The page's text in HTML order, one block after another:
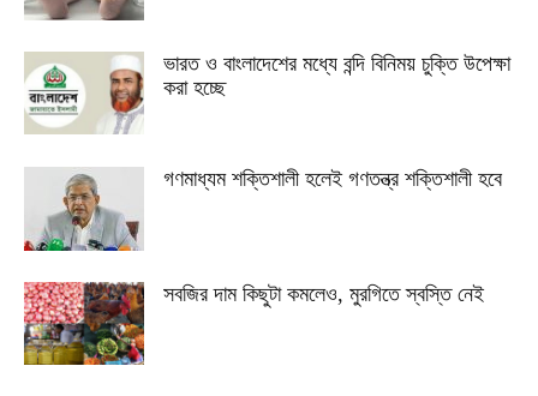
ভারত ও বাংলাদেশের মধ্যে বন্দি বিনিময় চুক্তি উপেক্ষা
করা হচ্ছে
গণমাধ্যম শক্তিশালী হলেই গণতন্ত্র শক্তিশালী হবে
সবজির দাম কিছুটা কমলেও, মুরগিতে স্বস্তি নেই